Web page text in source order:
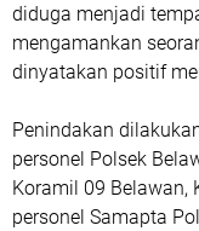
diduga menjadi
mengamankan
dinyatakan positif
Penindakan
personel Polsek
Koramil 09 Belawan,
personel Samapta